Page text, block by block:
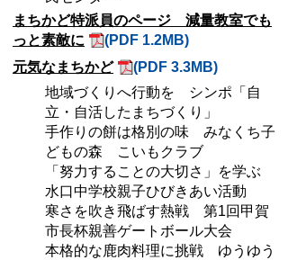
まちかど特派員のページ 減量教室でも
っと素敵に
(PDF 1.2MB)
元気なまちかど
(PDF 3.3MB)
地域づくりへ行動を シンポ「自
立・自活したまちづくり」
手作りの餅は格別の味 みなくち子
どもの森 こいもクラブ
「努力することの大切さ」を学ぶ
水口中学校親子ひびきあい活動
寒さを吹き飛ばす熱戦 第1回甲賀
市長杯親善ゲートボール大会
本格的な鹿肉料理に挑戦 ゆうゆう